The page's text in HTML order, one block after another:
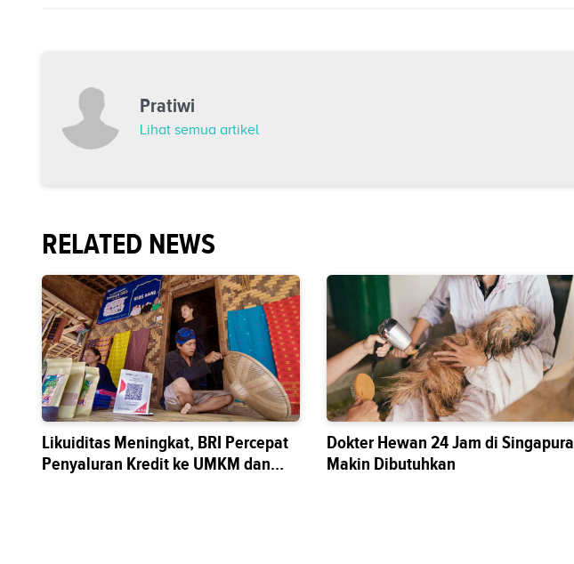
Pratiwi
Lihat semua artikel
RELATED NEWS
Likuiditas Meningkat, BRI Percepat
Penyaluran Kredit ke UMKM dan
Dokter Hewan 24 Jam di Singapura
Makin Dibutuhkan